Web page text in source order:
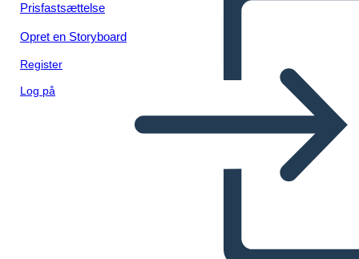
Prisfastsættelse
Opret en Storyboard
Register
Log på
Rifugiati